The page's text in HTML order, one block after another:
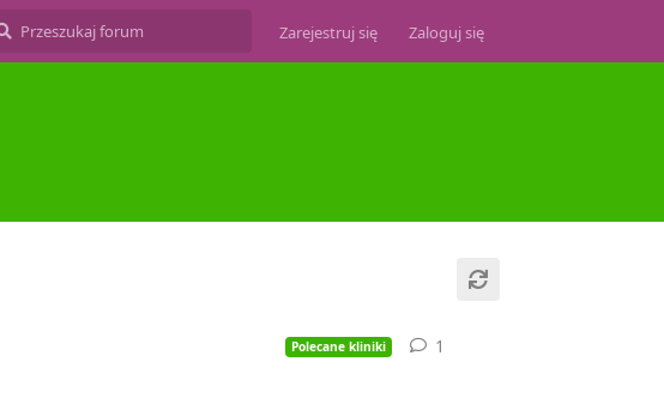
Zarejestruj się Zaloguj się
Polecane kliniki 1